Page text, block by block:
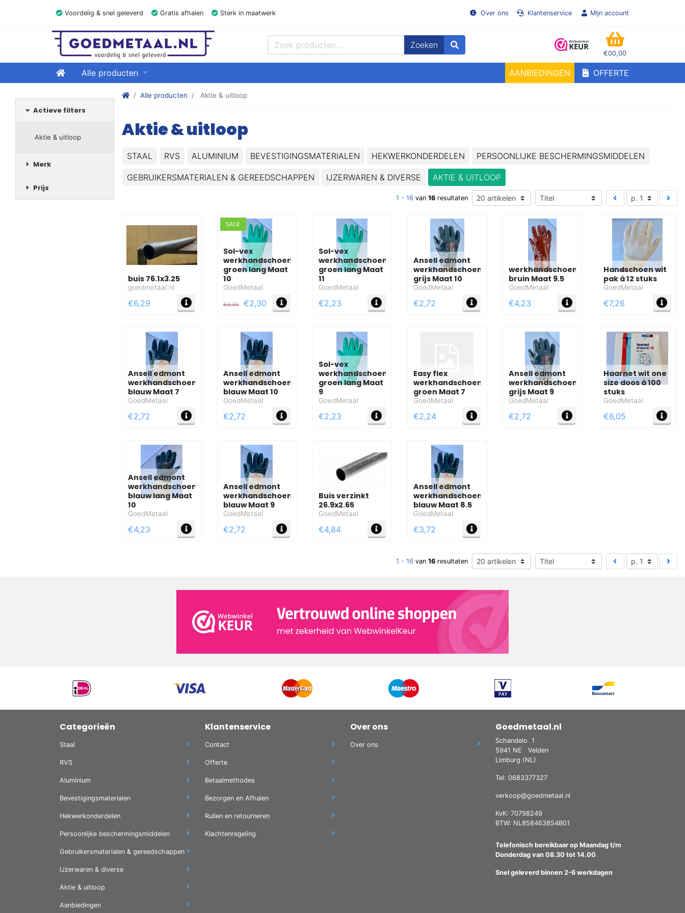
Voordelig & snel geleverd Gratis afhalen Sterk in maatwerk Over ons Klantenservice Mijn account
GOEDMETAAL.NL
Zoeken
€00,00
WINKELMANDJE
HomeAlle producten AANBIEDINGEN OFFERTE
Actieve filters
Aktie & uitloop
Merk
Prijs
Stalen kokers, hoekstaal, Balk, Buizen Plat, Strippen, Plaat en meer! Goedmetaal voor de beste prijzen!
Alle producten Aktie & uitloop
Aktie & uitloop
STAAL RVS ALUMINIUM BEVESTIGINGSMATERIALEN HEKWERKONDERDELEN PERSOONLIJKE BESCHERMINGSMIDDELEN
GEBRUIKERSMATERIALEN & GEREEDSCHAPPEN IJZERWAREN & DIVERSE AKTIE & UITLOOP
1 - 16 van 16 resultaten
buis 76.1x3.25
goedmetaal.nl
€6,29 MEER INFO
SALE
Sol-vex
werkhandschoen
groen lang Maat
10
GoedMetaal
€3,30 €2,30 MEER INFO
Sol-vex
werkhandschoen
groen lang Maat
11
GoedMetaal
€2,23 MEER INFO
Ansell edmont
werkhandschoen
grijs Maat 10
GoedMetaal
€2,72 MEER INFO
werkhandschoen
bruin Maat 9.5
GoedMetaal
€4,23 MEER INFO
Handschoen wit
pak á 12 stuks
GoedMetaal
€7,26
Ansell edmont
werkhandschoen
blauw Maat 7
GoedMetaal
€2,72 MEER INFO
Ansell edmont
werkhandschoen
blauw Maat 10
GoedMetaal
€2,72 MEER INFO
Sol-vex
werkhandschoen
groen lang Maat
9
GoedMetaal
€2,23 MEER INFO
Easy flex
werkhandschoen
groen Maat 7
GoedMetaal
€2,24 MEER INFO
Ansell edmont
werkhandschoen
grijs Maat 9
GoedMetaal
€2,72 MEER INFO
Haarnet wit one
size doos á 100
stuks
GoedMetaal
€6,05
Ansell edmont
werkhandschoen
blauw lang Maat
10
GoedMetaal
€4,23 MEER INFO
Ansell edmont
werkhandschoen
blauw Maat 9
GoedMetaal
€2,72 MEER INFO
Buis verzinkt
26.9x2.65
GoedMetaal
€4,84 MEER INFO
Ansell edmont
werkhandschoen
blauw Maat 8.5
GoedMetaal
€3,72
1 - 16 van 16 resultaten
Categorieën
Staal
RVS
Aluminium
Bevestigingsmaterialen
Hekwerkonderdelen
Persoonlijke beschermingsmiddelen
Gebruikersmaterialen & gereedschappen
IJzerwaren & diverse
Aktie & uitloop
Aanbiedingen
Klantenservice
Contact
Offerte
Betaalmethodes
Bezorgen en Afhalen
Ruilen en retourneren
Klachtenregeling
Over ons
Over ons
Goedmetaal.nl
Schandelo 1
5941 NE
Velden
Limburg (NL)
Tel: 0683377327
verkoop@goedmetaal.nl
KvK: 70798249
BTW: NL858463854B01
Telefonisch bereikbaar op Maandag t/m
Donderdag van 08.30 tot 14.00
Snel geleverd binnen 2-6 werkdagen